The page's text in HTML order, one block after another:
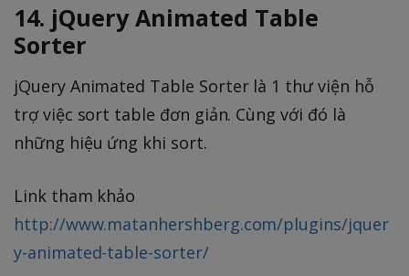
14. jQuery Animated Table
Sorter
jQuery Animated Table Sorter là 1 thư viện hỗ
trợ việc sort table đơn giản. Cùng với đó là
những hiệu ứng khi sort.
Link tham khảo
http://www.matanhershberg.com/plugins/jquer
y-animated-table-sorter/